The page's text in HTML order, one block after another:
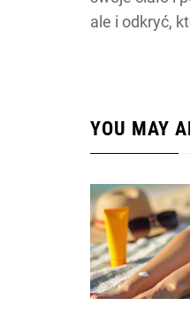
ale i odkryć,
YOU MAY